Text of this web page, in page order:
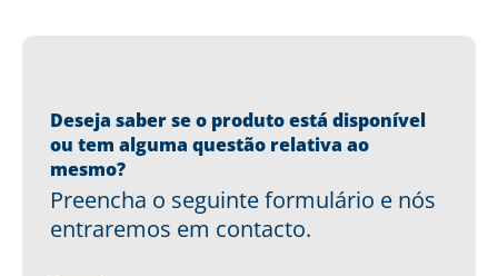
Deseja saber se o produto está disponível
ou tem alguma questão relativa ao
mesmo?
Preencha o seguinte formulário e nós
entraremos em contacto.